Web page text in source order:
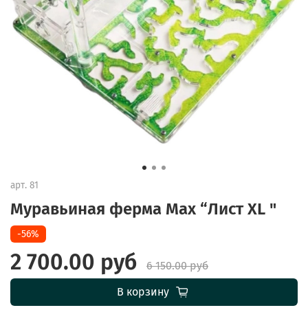
арт. 81
Муравьиная ферма Max “Лист XL "
-56%
2 700.00 руб
6 150.00 руб
В корзину